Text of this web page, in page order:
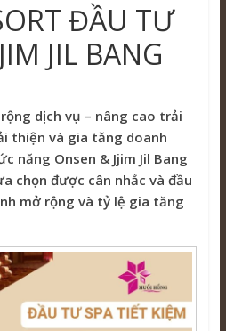
ĐẦU TƯ
JIL BANG
dịch vụ – nâng cao trải
thiện và gia tăng doanh
năng Onsen & Jjim Jil Bang
chọn được cân nhắc và đầu
mở rộng và tỷ lệ gia tăng